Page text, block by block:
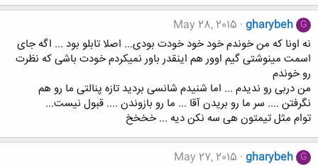
G
gharybeh
May 28, 2015
نه اونا که من خوندم خود خود خودت بودی... اصلا تابلو بود ... اگه جای
اسمت مینوشتی گیم اوور هم اینقدر باور نمیکردم خودت باشی که نظرت
رو خوندم
من دربی رو ندیدم ... اما شنیدم شانسی بردید تازه پنالتی ما رو هم
نگرفتن .... سر ما رو بریدن آقا ... ما رو بازوندن .... قبول نیست...
توام مثل تیمتون هی سه نکن دیه ... خخخخ
G
gharybeh
May 27, 2015